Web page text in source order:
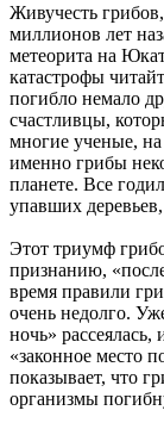
Живучесть
миллионов лет
метеорита на
катастрофы
погибло немало
счастливцы,
многие ученые,
именно грибы
планете. Все
упавших
Этот триумф
признанию,
время правили
очень недолго.
ночь» рассеялась,
«законное место
показывает, что
организмы